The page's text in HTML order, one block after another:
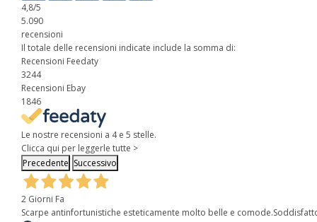
4,8/5
5.090
recensioni
Il totale delle recensioni indicate include la somma di:
Recensioni Feedaty
3244
Recensioni Ebay
1846
Le nostre recensioni a 4 e 5 stelle.
Clicca qui per leggerle tutte >
Precedente Successivo
2 Giorni Fa
Scarpe antinfortunistiche esteticamente molto belle e